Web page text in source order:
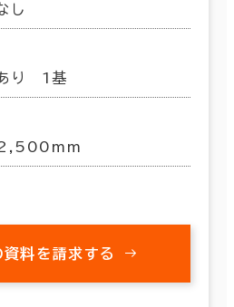
し
り 1基
資料を請求する